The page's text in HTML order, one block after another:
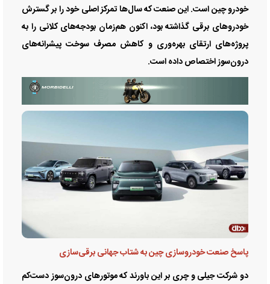
خودرو چین است. این صنعت که سال‌ها تمرکز اصلی خود را بر گسترش
خودروهای برقی گذاشته بود، اکنون هم‌زمان بودجه‌های کلانی را به
پروژه‌های ارتقای بهره‌وری و کاهش مصرف سوخت پیشرانه‌های
درون‌سوز اختصاص داده است.
پاسخ صنعت خودروسازی چین به شتاب جهانی برقی‌سازی
دو شرکت جیلی و چری بر این باورند که موتورهای درون‌سوز دست‌کم